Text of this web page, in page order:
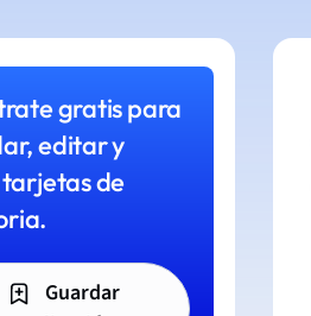
gratis para
editar y
de
Guardar